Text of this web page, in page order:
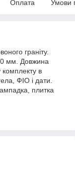
Оплата Умови
граніту.
мм. Довжина
в
ФІО і дати.
плитка